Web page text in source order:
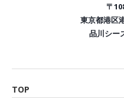
〒
東京都港区
品川シー
TOP